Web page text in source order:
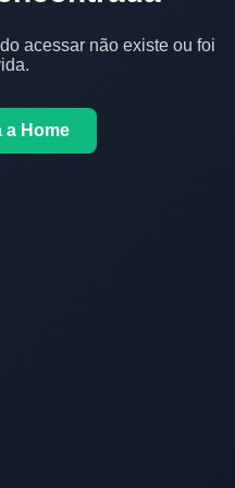
acessar não existe ou foi
a Home